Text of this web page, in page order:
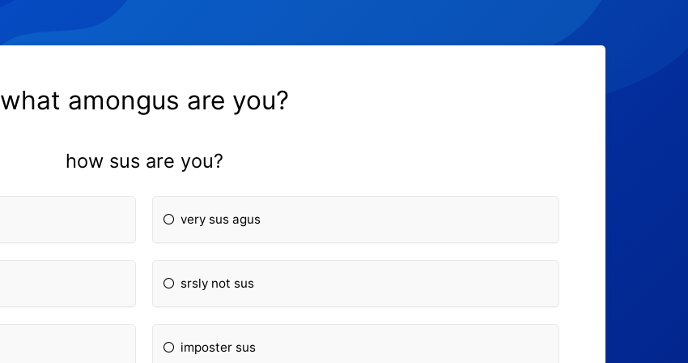
what amongus are you?
how sus are you?
very sus agus
srsly not sus
imposter sus